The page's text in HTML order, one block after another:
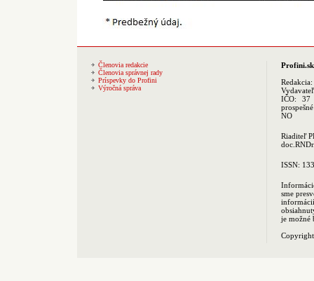
Členovia redakcie
Členovia správnej rady
Príspevky do Profini
Výročná správa
Profini.sk
Redakcia:
IČO: 37
NO
Riaditeľ
ISSN:
sme
je možné